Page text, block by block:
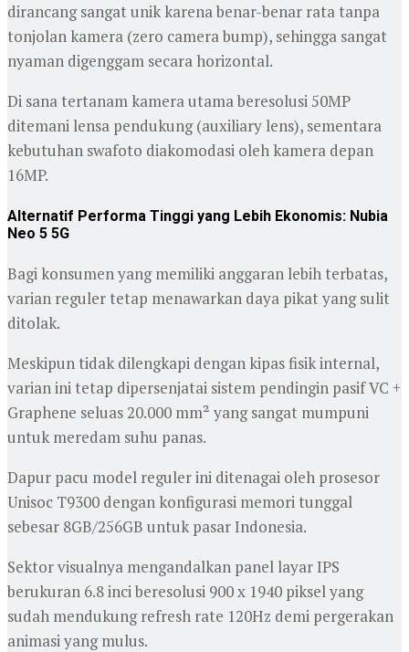
dirancang sangat unik karena benar-benar rata tanpa
tonjolan kamera (zero camera bump), sehingga sangat
nyaman digenggam secara horizontal.
Di sana tertanam kamera utama beresolusi 50MP
ditemani lensa pendukung (auxiliary lens), sementara
kebutuhan swafoto diakomodasi oleh kamera depan
16MP.
Alternatif Performa Tinggi yang Lebih Ekonomis: Nubia
Neo 5 5G
Bagi konsumen yang memiliki anggaran lebih terbatas,
varian reguler tetap menawarkan daya pikat yang sulit
ditolak.
Meskipun tidak dilengkapi dengan kipas fisik internal,
varian ini tetap dipersenjatai sistem pendingin pasif VC +
Graphene seluas 20.000 mm² yang sangat mumpuni
untuk meredam suhu panas.
Dapur pacu model reguler ini ditenagai oleh prosesor
Unisoc T9300 dengan konfigurasi memori tunggal
sebesar 8GB/256GB untuk pasar Indonesia.
Sektor visualnya mengandalkan panel layar IPS
berukuran 6.8 inci beresolusi 900 x 1940 piksel yang
sudah mendukung refresh rate 120Hz demi pergerakan
animasi yang mulus.